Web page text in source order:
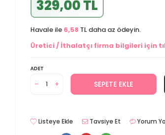
329,00 TL
Havale ile 6,58 TL daha az ödeyin.
Üretici / İthalatçı firma bilgileri için
ADET
SEPETE EKLE
Listeye Ekle Tavsiye Et Yorum